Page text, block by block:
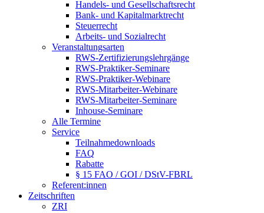
Handels- und Gesellschaftsrecht
Bank- und Kapitalmarktrecht
Steuerrecht
Arbeits- und Sozialrecht
Veranstaltungsarten
RWS-Zertifizierungslehrgänge
RWS-Praktiker-Seminare
RWS-Praktiker-Webinare
RWS-Mitarbeiter-Webinare
RWS-Mitarbeiter-Seminare
Inhouse-Seminare
Alle Termine
Service
Teilnahmedownloads
FAQ
Rabatte
§ 15 FAO / GOI / DStV-FBRL
Referent:innen
Zeitschriften
ZRI